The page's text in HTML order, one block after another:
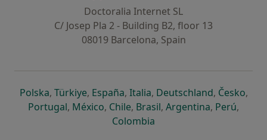
Doctoralia Internet SL
C/ Josep Pla 2 - Building B2, floor 13
08019 Barcelona, Spain
Polskaabre num novo separador
, Türkiyeabre num novo separador
, Españaabre num novo separador
, Italiaabre num novo
, Deutschlandabre num
, Česko,
Portugalabre num novo separador
, Méxicoabre num novo separador
, Chileabre num novo separador
, Brasilabre num novo
, Argentinaabre num
, Perúabre
,
Colombia